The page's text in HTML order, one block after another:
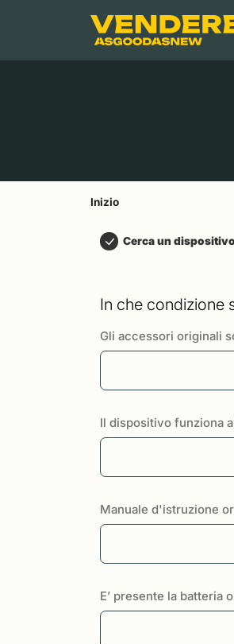
Contenuto principale
Inizio
Cerca un dispositivo
In che condizione
Gli accessori originali
Il dispositivo funziona
Manuale d'istruzione
E’ presente la batteria